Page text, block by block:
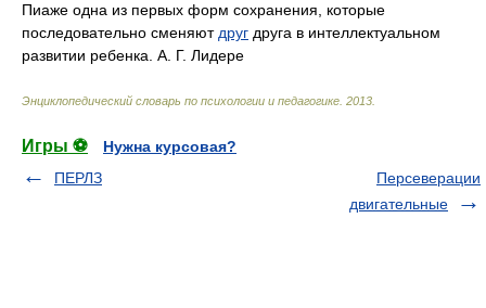
Пиаже одна из первых форм сохранения, которые
последовательно сменяют друг друга в интеллектуальном
развитии ребенка. А. Г. Лидере
Энциклопедический словарь по психологии и педагогике 2013
Игры ⚽
Нужна курсовая?
ПЕРЛЗ
Персеверации
двигательные